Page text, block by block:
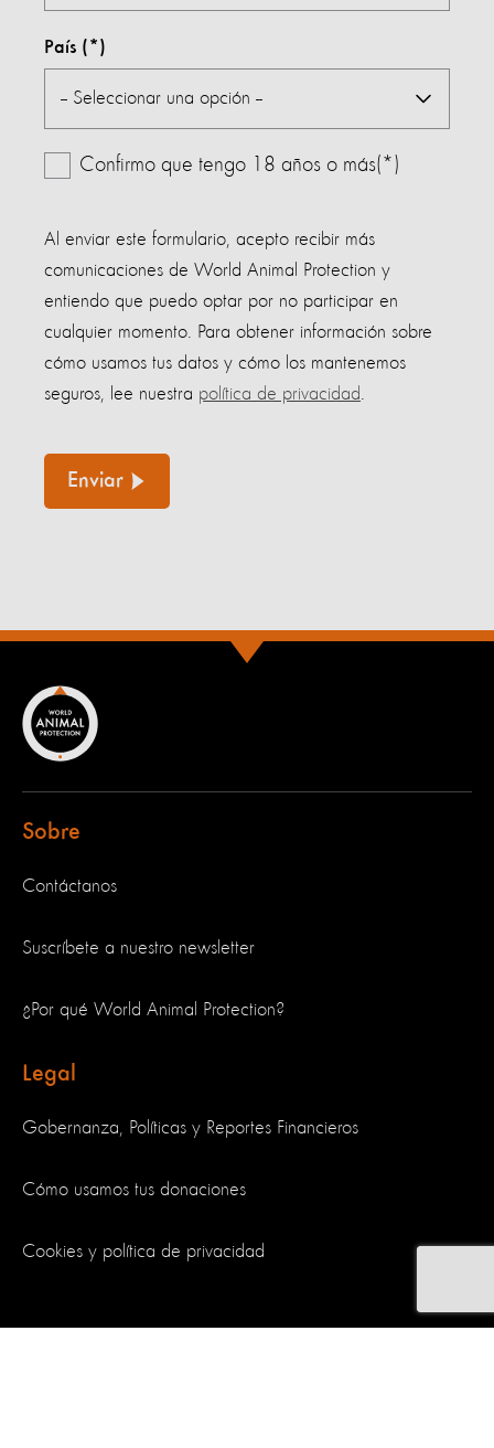
País
Confirmo que tengo 18 años o más(*)
Al enviar este formulario, acepto recibir más
comunicaciones de World Animal Protection y
entiendo que puedo optar por no participar en
cualquier momento. Para obtener información sobre
cómo usamos tus datos y cómo los mantenemos
seguros, lee nuestra política de privacidad.
Enviar
Sobre
Contáctanos
Suscríbete a nuestro newsletter
¿Por qué World Animal Protection?
Legal
Gobernanza, Políticas y Reportes Financieros
Cómo usamos tus donaciones
Cookies y política de privacidad